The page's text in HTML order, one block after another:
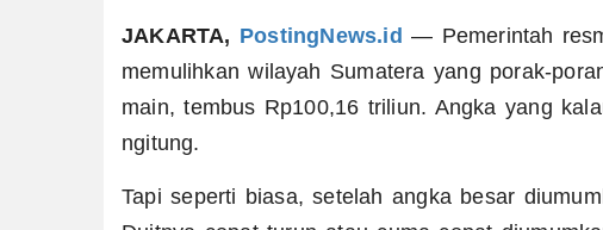
JAKARTA, PostingNews.id — Pemerintah
memulihkan wilayah Sumatera yang porak-
main, tembus Rp100,16 triliun. Angka yang
ngitung.
Tapi seperti biasa, setelah angka besar